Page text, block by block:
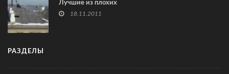
Лучшие из плохих
18.11.2011
РАЗДЕЛЫ